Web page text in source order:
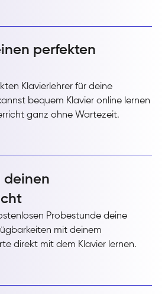
perfekten
Klavierlehrer für deine
bequem Klavier online lernen
ganz ohne Wartezeit.
deinen
Probestunde deine
mit deinem
direkt mit dem Klavier lernen.